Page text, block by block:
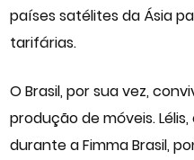
países satélites da Ásia
tarifárias.
O Brasil, por sua vez,
produção de móveis.
durante a Fimma Brasil,